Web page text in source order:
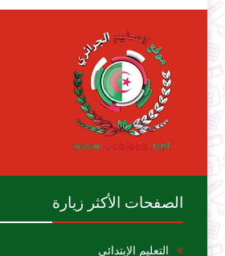
الصفحات الأكثر زيارة
التعليم الإبتدائي